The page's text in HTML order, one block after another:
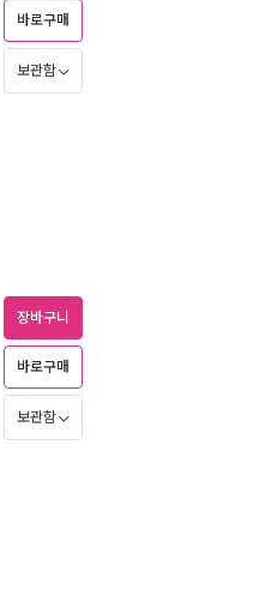
바로구매
보관함
장바구니
바로구매
보관함